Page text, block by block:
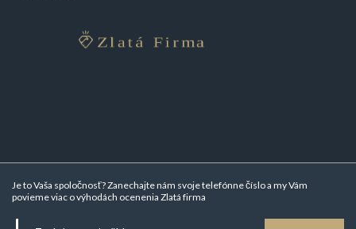
Je to Vaša spoločnosť? Zanechajte nám svoje telefónne číslo a my Vám
povieme viac ovýhodách ocenenia Zlatá firma